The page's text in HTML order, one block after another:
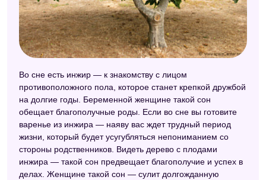
Цыганский сонник
Сонник Фэн-шуй
Малый сонник
Исламский сонник
Сонник "Еда"
Сонник Нины Гришиной
Психологический сонник
Ассирийский сонник
Во сне есть инжир — к знакомству с лицом
противоположного пола, которое станет крепкой дружбой
на долгие годы. Беременной женщине такой сон
обещает благополучные роды. Если во сне вы готовите
варенье из инжира — наяву вас ждет трудный период
жизни, который будет усугубляться непониманием со
стороны родственников. Видеть дерево с плодами
инжира — такой сон предвещает благополучие и успех в
делах. Женщине такой сон — сулит долгожданную